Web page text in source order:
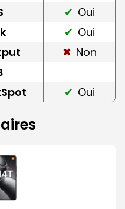
Oui
Oui
Non
Oui